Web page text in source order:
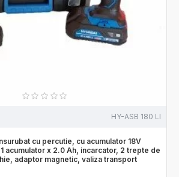
HY-ASB 180 LI
cu percutie, cu acumulator 18V
1 acumulator x 2.0 Ah, incarcator, 2 trepte de
adaptor magnetic, valiza transport